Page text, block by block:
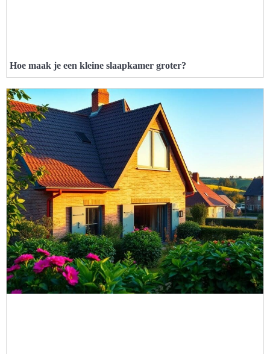
Hoe maak je een kleine slaapkamer groter?